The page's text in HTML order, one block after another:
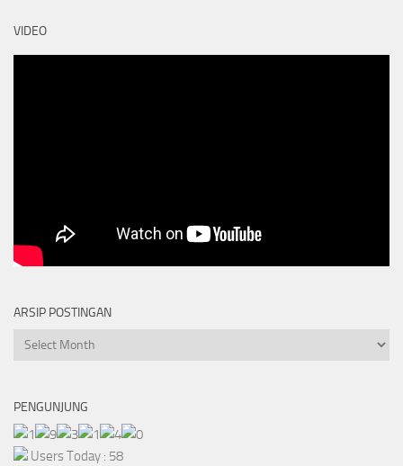
VIDEO
ARSIP POSTINGAN
Arsip
PENGUNJUNG
Users Today : 58